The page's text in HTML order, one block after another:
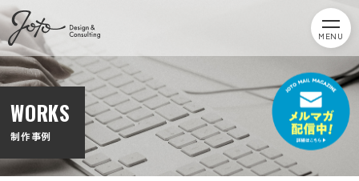
MENU
WORKS
制作事例